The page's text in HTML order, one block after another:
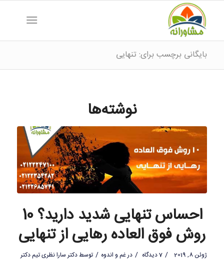
بایگانی برچسب برای: تنهایی
نوشته‌ها
احساس تنهایی شدید دارید؟ 10
روش فوق العاده رهایی از تنهایی
ژوئن 8, 2019 / 7 دیدگاه / درغم و اندوه / توسطدکتر سارا نظری تیم دکتر